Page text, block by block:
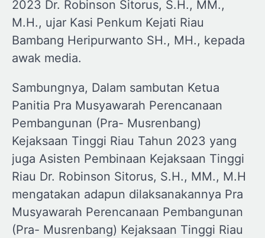
2023 Dr. Robinson Sitorus, S.H., MM.,
M.H., ujar Kasi Penkum Kejati Riau
Bambang Heripurwanto SH., MH., kepada
awak media.
Sambungnya, Dalam sambutan Ketua
Panitia Pra Musyawarah Perencanaan
Pembangunan (Pra- Musrenbang)
Kejaksaan Tinggi Riau Tahun 2023 yang
juga Asisten Pembinaan Kejaksaan Tinggi
Riau Dr. Robinson Sitorus, S.H., MM., M.H
mengatakan adapun dilaksanakannya Pra
Musyawarah Perencanaan Pembangunan
(Pra- Musrenbang) Kejaksaan Tinggi Riau